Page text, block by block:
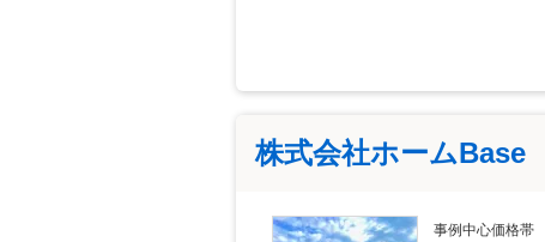
株式会社ホームBase
事例中心価格帯